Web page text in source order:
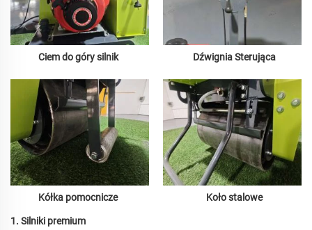
Ciem do górysilnik Dźwignia Sterująca
Kółka pomocnicze Koło stalowe
1. Silniki premium